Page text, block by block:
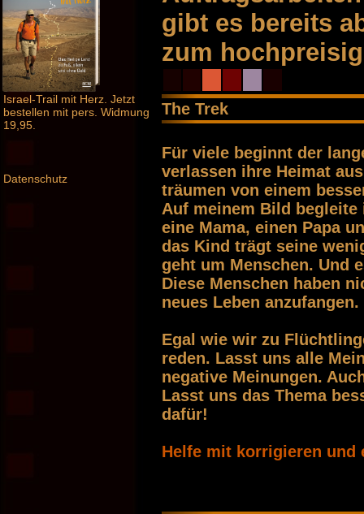
Israel-Trail mit Herz. Jetzt
bestellen mit pers. Widmung
19,95.
Datenschutz
gibt es bereits
zum
The Trek
Für viele beginnt der
verlassen ihre Heimat
träumen von einem
Auf meinem Bild begleite
eine Mama, einen Papa
das Kind trägt seine
geht um Menschen. Und
Diese Menschen haben
neues Leben anzufangen.
Egal wie wir zu
reden. Lasst uns alle
negative Meinungen.
Lasst uns das Thema
dafür!
Helfe mit korrigieren und